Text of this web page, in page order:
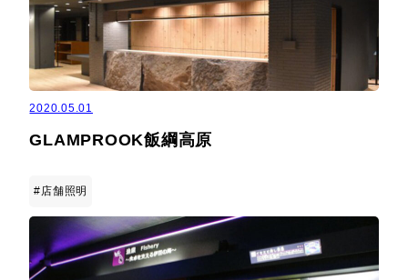
2020.05.01
GLAMPROOK飯綱高原
#店舗照明